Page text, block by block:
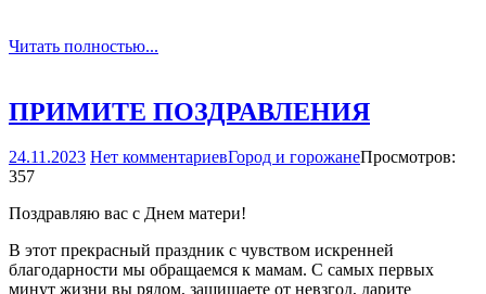
Читать полностью...
ПРИМИТЕ ПОЗДРАВЛЕНИЯ
24.11.2023 Нет комментариевГород и горожанеПросмотров:
357
Поздравляю вас с Днем матери!
В этот прекрасный праздник с чувством искренней
благодарности мы обращаемся к мамам. С самых первых
минут жизни вы рядом, защищаете от невзгод, дарите